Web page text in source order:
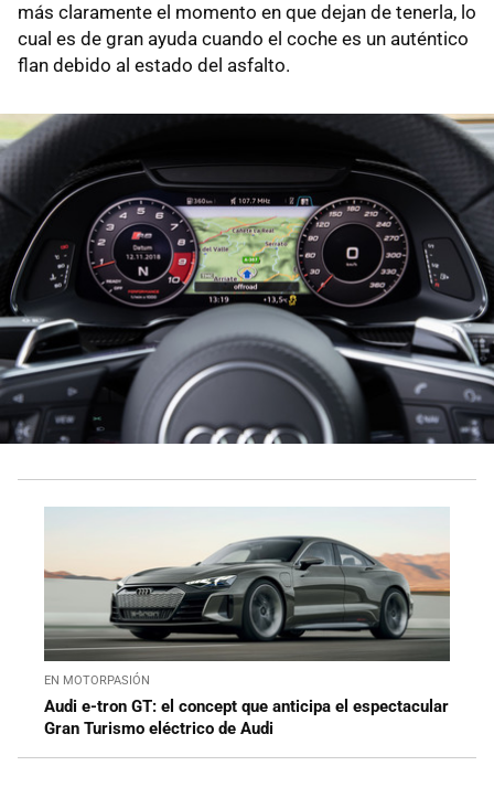
más claramente el momento en que dejan de tenerla, lo
cual es de gran ayuda cuando el coche es un auténtico
flan debido al estado del asfalto.
EN MOTORPASIÓN
Audi e-tron GT: el concept que anticipa el espectacular
Gran Turismo eléctrico de Audi